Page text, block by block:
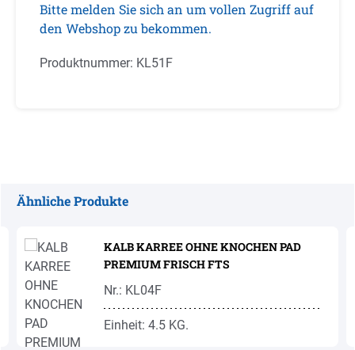
Bitte melden Sie sich an um vollen Zugriff auf
den Webshop zu bekommen.
Produktnummer: KL51F
Ähnliche Produkte
KALB KARREE OHNE KNOCHEN PAD
PREMIUM FRISCH FTS
Nr.: KL04F
Einheit: 4.5 KG.